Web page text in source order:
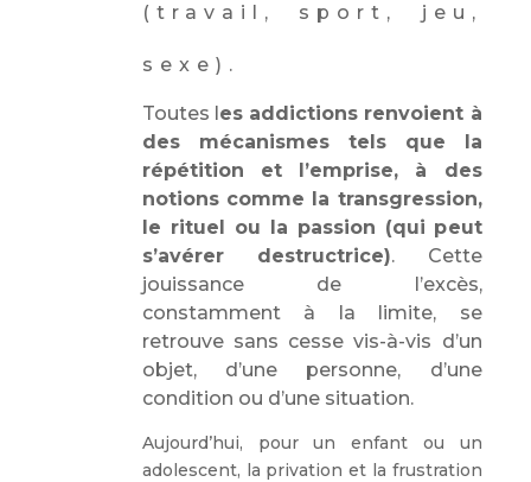
(travail, sport, jeu,
sexe).
Toutes l es addictions renvoient à
des mécanismes tels que la
répétition et l’emprise, à des
notions comme la transgression,
le rituel ou la passion (qui peut
s’avérer destructrice). Cette
jouissance de l’excès,
constamment à la limite, se
retrouve sans cesse vis-à-vis d’un
objet, d’une personne, d’une
condition ou d’une situation.
Aujourd’hui, pour un enfant ou un
adolescent, la privation et la frustration